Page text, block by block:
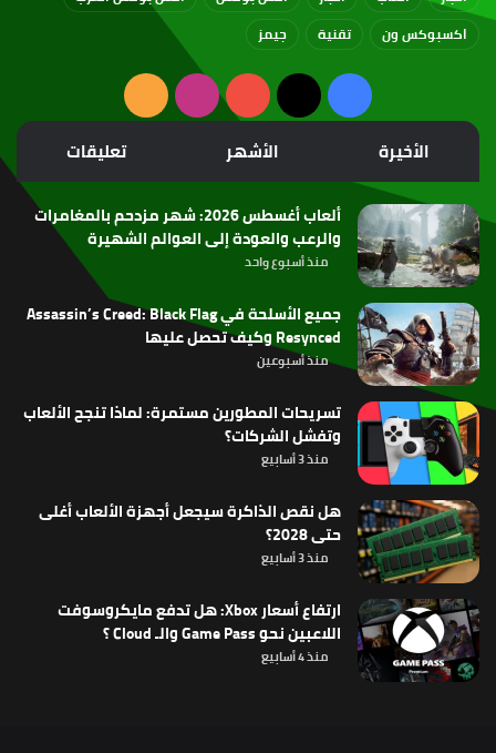
اكسبوكس ون
تقنية جيمز
فيسبوك
‫X
‫YouTubeانستقرامملخص
الموقع
RSS
الأخيرة الأشهر تعليقات
ألعاب أغسطس 2026: شهر مزدحم بالمغامرات
والرعب والعودة إلى العوالم الشهيرة
منذ أسبوع واحد
جميع الأسلحة في Assassin’s Creed: Black Flag
Resynced وكيف تحصل عليها
منذ أسبوعين
تسريحات المطورين مستمرة: لماذا تنجح الألعاب
وتفشل الشركات؟
منذ 3 أسابيع
هل نقص الذاكرة سيجعل أجهزة الألعاب أغلى
حتى 2028؟
منذ 3 أسابيع
ارتفاع أسعار Xbox: هل تدفع مايكروسوفت
اللاعبين نحو Game Pass والـ Cloud ؟
منذ 4 أسابيع